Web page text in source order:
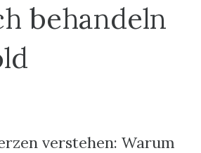
behandeln
verstehen: Warum